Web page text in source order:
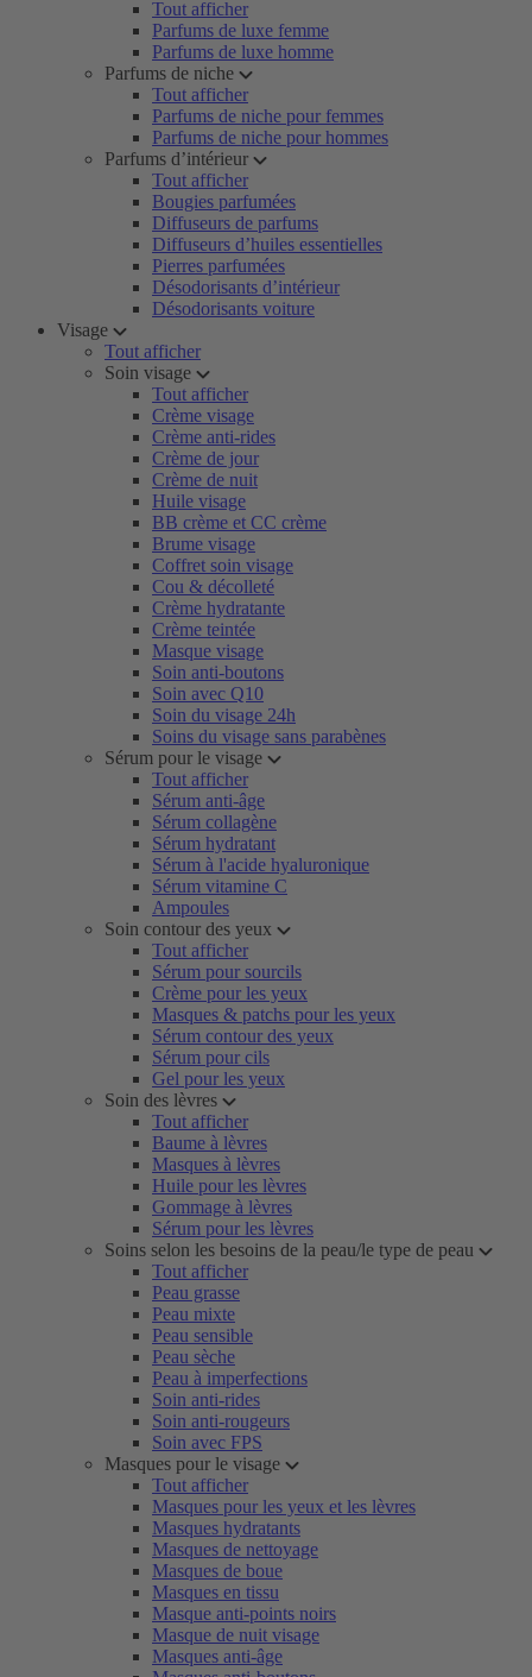
Tout afficher
Parfums de luxe femme
Parfums de luxe homme
Parfums de niche
Tout afficher
Parfums de niche pour femmes
Parfums de niche pour hommes
Parfums d’intérieur
Tout afficher
Bougies parfumées
Diffuseurs de parfums
Diffuseurs d’huiles essentielles
Pierres parfumées
Désodorisants d’intérieur
Désodorisants voiture
Visage
Tout afficher
Soin visage
Tout afficher
Crème visage
Crème anti-rides
Crème de jour
Crème de nuit
Huile visage
BB crème et CC crème
Brume visage
Coffret soin visage
Cou & décolleté
Crème hydratante
Crème teintée
Masque visage
Soin anti-boutons
Soin avec Q10
Soin du visage 24h
Soins du visage sans parabènes
Sérum pour le visage
Tout afficher
Sérum anti-âge
Sérum collagène
Sérum hydratant
Sérum à l'acide hyaluronique
Sérum vitamine C
Ampoules
Soin contour des yeux
Tout afficher
Sérum pour sourcils
Crème pour les yeux
Masques & patchs pour les yeux
Sérum contour des yeux
Sérum pour cils
Gel pour les yeux
Soin des lèvres
Tout afficher
Baume à lèvres
Masques à lèvres
Huile pour les lèvres
Gommage à lèvres
Sérum pour les lèvres
Soins selon les besoins de la peau/le type de peau
Tout afficher
Peau grasse
Peau mixte
Peau sensible
Peau sèche
Peau à imperfections
Soin anti-rides
Soin anti-rougeurs
Soin avec FPS
Masques pour le visage
Tout afficher
Masques pour les yeux et les lèvres
Masques hydratants
Masques de nettoyage
Masques de boue
Masques en tissu
Masque anti-points noirs
Masque de nuit visage
Masques anti-âge